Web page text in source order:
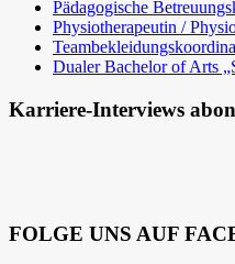
Pädagogische
Physiotherapeutin /
Dualer Bachelor of Arts
Karriere-Interviews
FOLGE UNS AUF